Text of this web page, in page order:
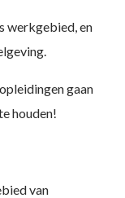
werkgebied, en
gaan
houden!
van